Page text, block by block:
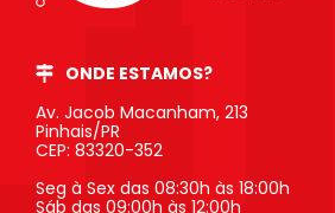
ONDE ESTAMOS?
Av. Jacob Macanham, 213
Pinhais/PR
CEP: 83320-352
Seg à Sex das 08:30h às 18:00h
Sáb das 09:00h às 12:00h